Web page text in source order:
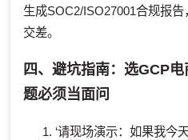
生成SOC2/ISO27001合规报
交差。
四、避坑指南：选GCP
题必须当面问
‘请现场演示：如果我今